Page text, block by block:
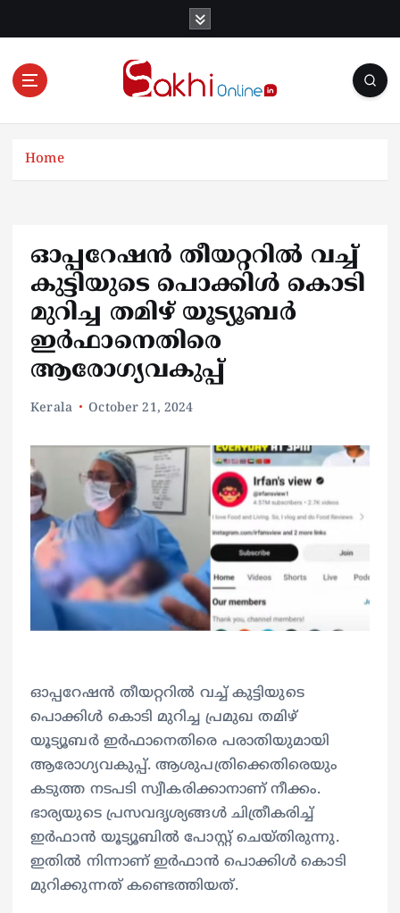
Online News Portal
Home
ഓപ്പറേഷന്‍ തീയറ്ററില്‍ വച്ച്
കുട്ടിയുടെ പൊക്കിള്‍ കൊടി
മുറിച്ച തമിഴ് യൂട്യൂബര്‍
ഇര്‍ഫാനെതിരെ
ആരോഗ്യവകുപ്പ്
Kerala October 21, 2024
ഓപ്പറേഷന്‍ തീയറ്ററില്‍ വച്ച് കുട്ടിയുടെ
പൊക്കിള്‍ കൊടി മുറിച്ച പ്രമുഖ തമിഴ്
യൂട്യൂബര്‍ ഇര്‍ഫാനെതിരെ പരാതിയുമായി
ആരോഗ്യവകുപ്പ്. ആശുപത്രിക്കെതിരെയും
കടുത്ത നടപടി സ്വീകരിക്കാനാണ് നീക്കം.
ഭാര്യയുടെ പ്രസവദൃശ്യങ്ങള്‍ ചിത്രീകരിച്ച്
ഇര്‍ഫാന്‍ യൂട്യൂബില്‍ പോസ്റ്റ് ചെയ്തിരുന്നു.
ഇതില്‍ നിന്നാണ് ഇര്‍ഫാന്‍ പൊക്കിള്‍ കൊടി
മുറിക്കുന്നത് കണ്ടെത്തിയത്.